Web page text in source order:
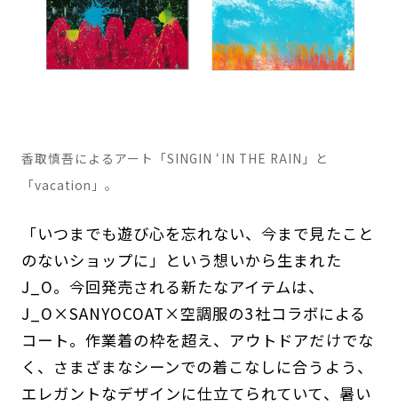
香取慎吾によるアート「SINGIN ‘IN THE RAIN」と
「vacation」。
「いつまでも遊び心を忘れない、今まで見たこと
のないショップに」という想いから生まれた
J_O。今回発売される新たなアイテムは、
J_O×SANYOCOAT×空調服の3社コラボによる
コート。作業着の枠を超え、アウトドアだけでな
く、さまざまなシーンでの着こなしに合うよう、
エレガントなデザインに仕立てられていて、暑い